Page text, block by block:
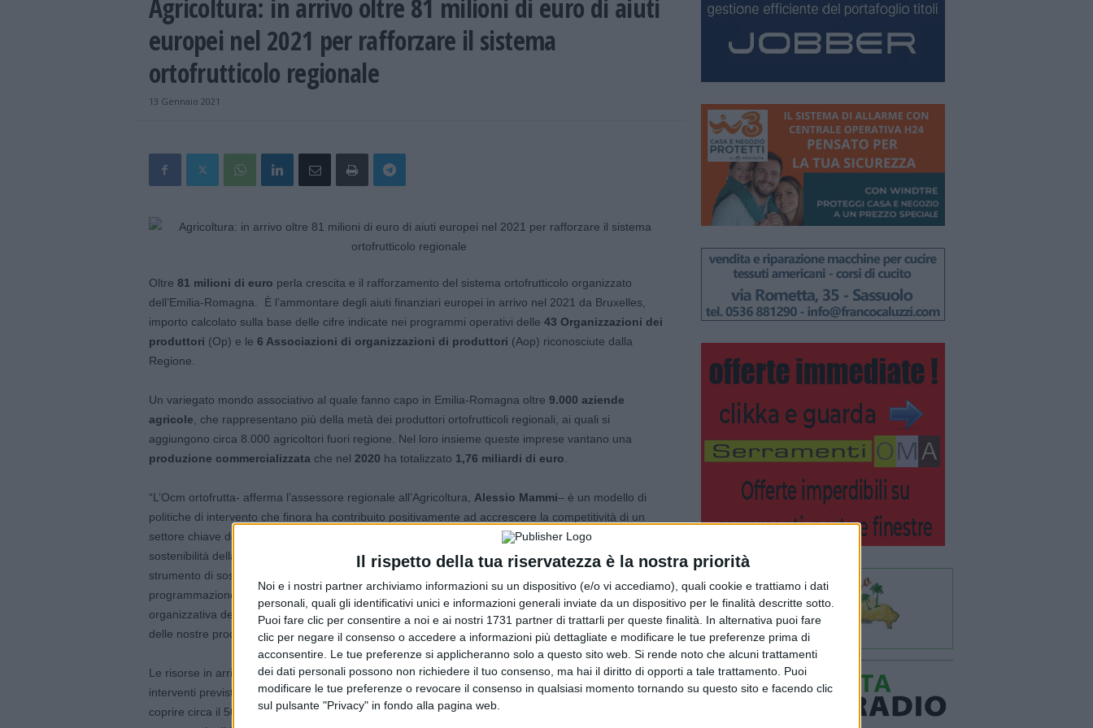
Il rispetto della tua riservatezza è la nostra priorità
Noi e i nostri partner archiviamo informazioni su un dispositivo (e/o vi accediamo), quali cookie e trattiamo i dati
personali, quali gli identificativi unici e informazioni generali inviate da un dispositivo per le finalità descritte sotto.
Puoi fare clic per consentire a noi e ai nostri 1731 partner di trattarli per queste finalità. In alternativa puoi fare
clic per negare il consenso o accedere a informazioni più dettagliate e modificare le tue preferenze prima di
acconsentire. Le tue preferenze si applicheranno solo a questo sito web. Si rende noto che alcuni trattamenti
dei dati personali possono non richiedere il tuo consenso, ma hai il diritto di opporti a tale trattamento. Puoi
modificare le tue preferenze o revocare il consenso in qualsiasi momento tornando su questo sito e facendo clic
sul pulsante "Privacy" in fondo alla pagina web.
Agricoltura: in arrivo oltre 81 milioni di euro di aiuti
europei nel 2021 per rafforzare il sistema
ortofrutticolo regionale
13 Gennaio 2021
Oltre 81 milioni di euro perla crescita e il rafforzamento del sistema ortofrutticolo organizzato
dell’Emilia-Romagna. È l’ammontare degli aiuti finanziari europei in arrivo nel 2021 da Bruxelles,
importo calcolato sulla base delle cifre indicate nei programmi operativi delle 43 Organizzazioni dei
produttori (Op) e le 6 Associazioni di organizzazioni di produttori (Aop) riconosciute dalla
Regione.
Un variegato mondo associativo al quale fanno capo in Emilia-Romagna oltre 9.000 aziende
agricole , che rappresentano più della metà dei produttori ortofrutticoli regionali, ai quali si
aggiungono circa 8.000 agricoltori fuori regione. Nel loro insieme queste imprese vantano una
produzione commercializzata che nel 2020 ha totalizzato 1,76 miliardi di euro
“L’Ocm ortofrutta- afferma l’assessore regionale all’Agricoltura, Alessio Mammi– è un modello di
politiche di intervento che finora ha contribuito positivamente ad accrescere la competitività di un
settore chiave dell’agricoltura emiliano-romagnola, in una logica di sviluppo e di maggiore
sostenibilità della filiera, grazie soprattutto all’attività delle Organizzazioni di Produttori. Uno
strumento di sostegno che la futura Politica agricola comune (Pac) riconferma anche nella prossima
programmazione 2023-2027, dando ancora maggior spinta al rafforzamento della capacità
organizzativa del mondo agricolo e allo sviluppo dell’innovazione. L’obiettivo è riaffermare il valore
delle nostre produzioni d’eccellenza sul mercato nazionale e su quelli globali”.
Le risorse in arrivo rientrano neifinanziamenti erogati dall’Unione europeanell’ambito degli
interventi previsti dall’Organizzazione comune di mercato (Ocm) del settore ortofrutticolo e arrivano a
coprire circa il 50% dei programmi di spesa per il 2021 di ciascuna Op e Aop approvati dalla Regione,